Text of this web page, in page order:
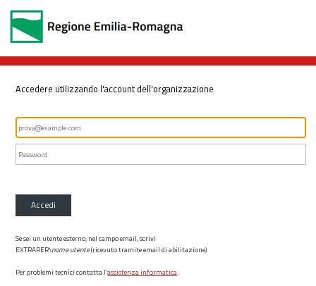
Accedere utilizzando l'account dell'organizzazione
Accedi
Se sei un utente esterno, nel campo email, scrivi
EXTRARER\nome utente(ricevuto tramite email di abilitazione)
Per problemi tecnici contatta l’assistenza informatica.